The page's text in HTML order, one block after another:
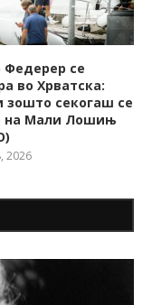
Федерер се
во Хрватска:
зошто секогаш се
на Мали Лошињ
2026